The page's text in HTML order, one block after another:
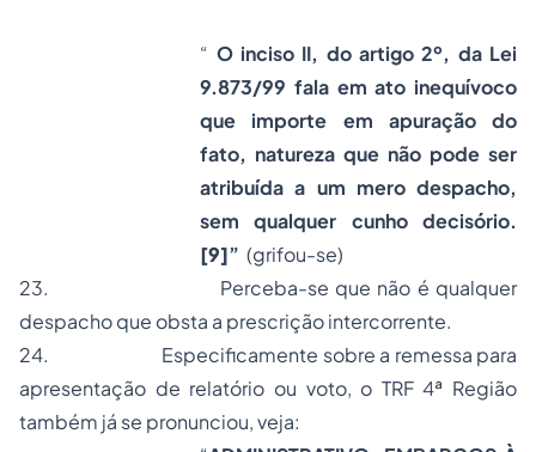
“ O inciso II, do artigo 2º, da Lei
9.873/99 fala em ato inequívoco
que importe em apuração do
fato, natureza que não pode ser
atribuída a um mero despacho,
sem qualquer cunho decisório.
[9]” (grifou-se)
23. Perceba-se que não é qualquer
despacho que obsta a prescrição intercorrente.
24. Especificamente sobre a remessa para
apresentação de relatório ou voto, o TRF 4ª Região
também já se pronunciou, veja: